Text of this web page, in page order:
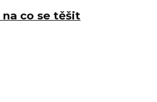
co se těšit